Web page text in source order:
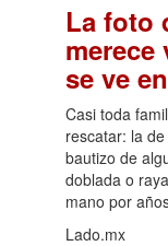
La foto
merece
se ve
Casi toda
rescatar: la
bautizo de
doblada o
mano por
Lado.mx